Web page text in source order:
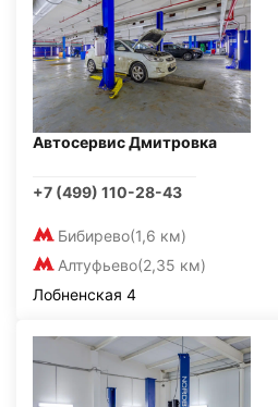
Автосервис Дмитровка
+7 (499) 110-28-43
Бибирево(1,6 км)
Алтуфьево(2,35 км)
Лобненская 4